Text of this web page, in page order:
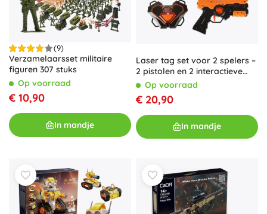
(9)
Verzamelaarsset militaire
figuren 307 stuks
Op voorraad
€ 10,90
In mandje
Laser tag set voor 2 spelers –
2 pistolen en 2 interactieve
targets
Op voorraad
€ 20,90
In mandje